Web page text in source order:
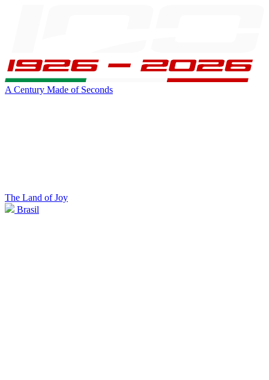
A Century Made of Seconds
The Land of Joy
Brasil